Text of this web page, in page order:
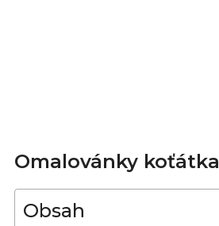
Omalovánky koťátka
Obsah